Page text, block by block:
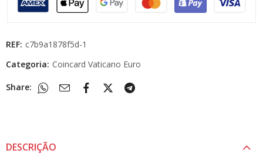
REF: c7b9a1878f5d-1
Categoria: Coincard Vaticano Euro
Share:
DESCRIÇÃO